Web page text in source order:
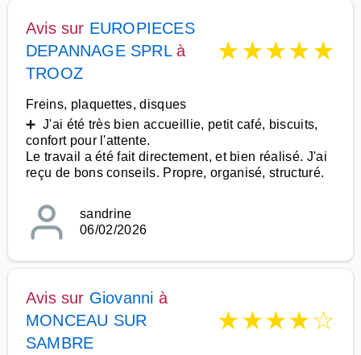
Avis sur EUROPIECES
DEPANNAGE SPRLà
TROOZ
★★★★★
Freins, plaquettes, disques
➕ J'ai été très bien accueillie, petit café, biscuits,
confort pour l'attente.
Le travail a été fait directement, et bien réalisé. J'ai
reçu de bons conseils. Propre, organisé, structuré.
sandrine
06/02/2026
Avis sur Giovanni à
MONCEAU SUR
SAMBRE
★★★★☆